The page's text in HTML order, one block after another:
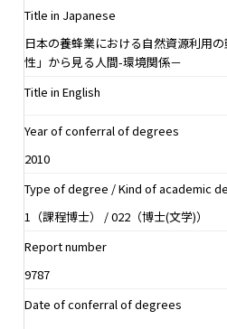
Title in Japanese
日本の養蜂業における自然資源利用
性」から見る人間-環境関係－
Title in English
Year of conferral of degrees
2010
Type of degree / Kind of academic
1（課程博士） / 022（博士(文学)）
Report number
9787
Date of conferral of degrees